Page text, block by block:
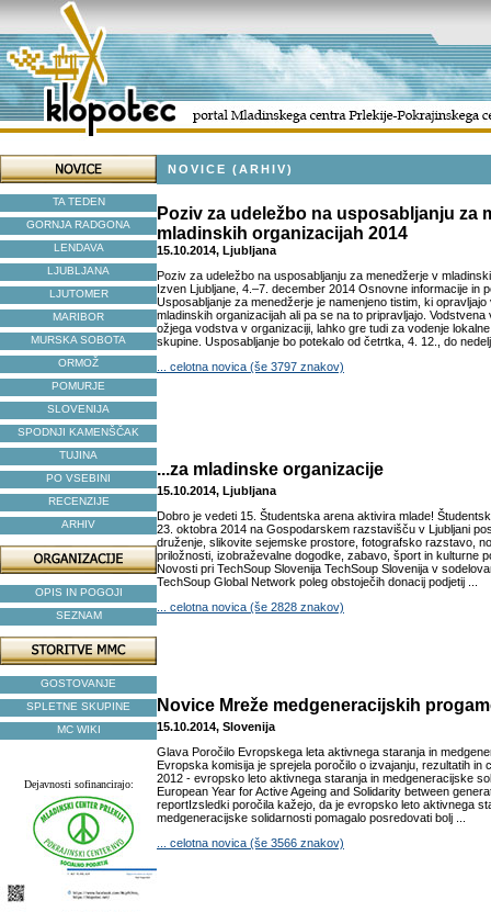
TA TEDEN
GORNJA RADGONA
LENDAVA
LJUBLJANA
LJUTOMER
MARIBOR
MURSKA SOBOTA
ORMOŽ
POMURJE
SLOVENIJA
SPODNJI KAMENŠČAK
TUJINA
PO VSEBINI
RECENZIJE
ARHIV
OPIS IN POGOJI
SEZNAM
GOSTOVANJE
SPLETNE SKUPINE
MC WIKI
Dejavnosti sofinancirajo:
NOVICE (ARHIV)
Poziv za udeležbo na usposabljanju za
mladinskih organizacijah 2014
15.10.2014, Ljubljana
Poziv za udeležbo na usposabljanju za menedžerje v
Izven Ljubljane, 4.–7. december 2014 Osnovne informacije in
Usposabljanje za menedžerje je namenjeno tistim, ki
mladinskih organizacijah ali pa se na to pripravljajo. Vodstvena
ožjega vodstva v organizaciji, lahko gre tudi za vodenje
skupine. Usposabljanje bo potekalo od četrtka, 4. 12., do
... celotna novica (še 3797 znakov)
...za mladinske organizacije
15.10.2014, Ljubljana
Dobro je vedeti 15. Študentska arena aktivira mlade!
23. oktobra 2014 na Gospodarskem razstavišču v Ljubljani
druženje, slikovite sejemske prostore, fotografsko razstavo,
priložnosti, izobraževalne dogodke, zabavo, šport in kulturne
Novosti pri TechSoup Slovenija TechSoup Slovenija v
TechSoup Global Network poleg obstoječih donacij podjetij ...
... celotna novica (še 2828 znakov)
Novice Mreže medgeneracijskih
15.10.2014, Slovenija
Glava Poročilo Evropskega leta aktivnega staranja in
Evropska komisija je sprejela poročilo o izvajanju, rezultatih in
2012 - evropsko leto aktivnega staranja in medgeneracijske
European Year for Active Ageing and Solidarity between
reportIzsledki poročila kažejo, da je evropsko leto aktivnega
medgeneracijske solidarnosti pomagalo posredovati bolj ...
... celotna novica (še 3566 znakov)